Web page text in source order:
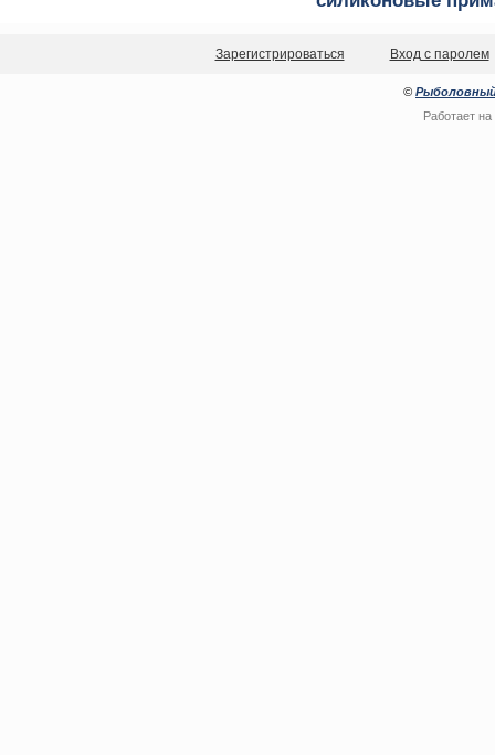
Зарегистрироваться Вход с паролем
© Рыболовный
Работает